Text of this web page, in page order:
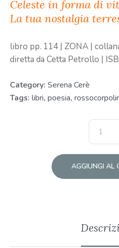
Celeste in forma di
La tua nostalgia
libro pp. 114 | ZONA |
diretta da Cetta Petrollo |
Category: Serena Cerè
Tags: libri, poesia,
AGGIUNGI AL